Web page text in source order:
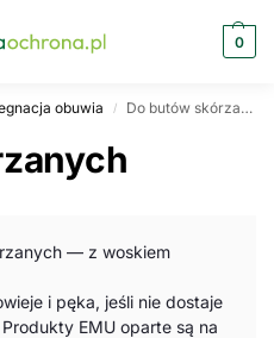
0
obuwia / Do butów skórzanych
— z woskiem
i pęka, jeśli nie dostaje
EMU oparte są na